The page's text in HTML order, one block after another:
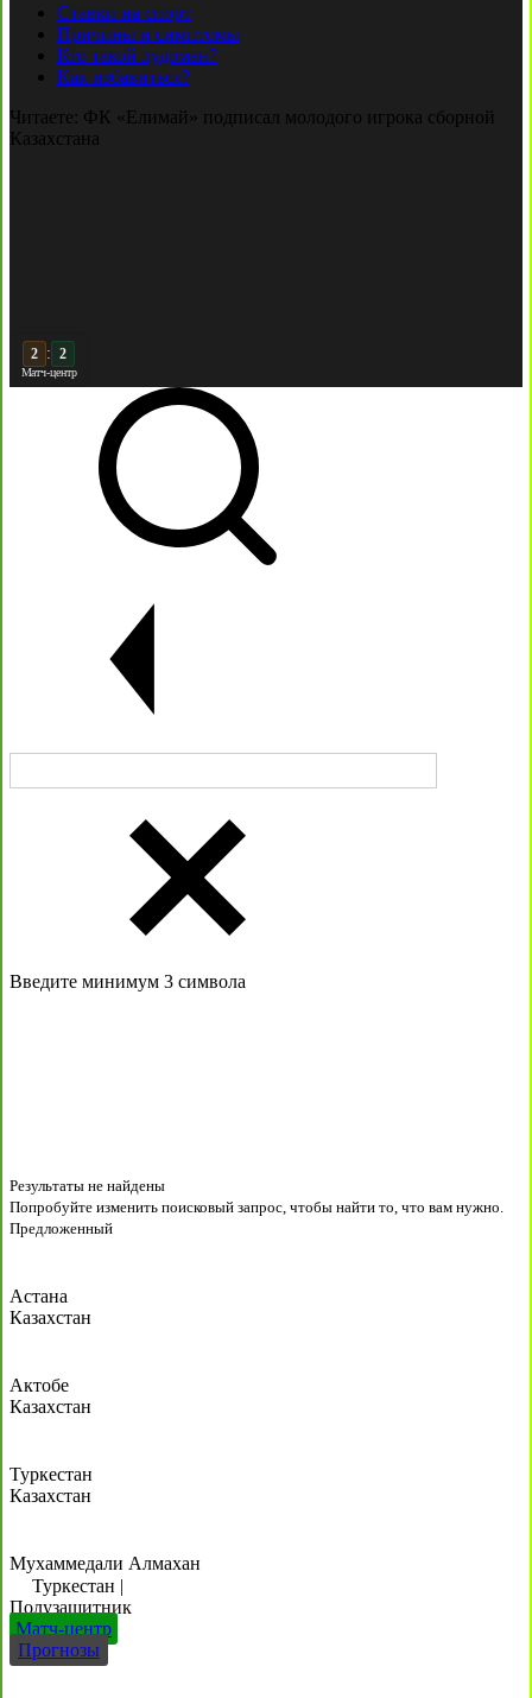
Ставки на спорт
Причины и симптомы
Кто такой лудоман?
Как избавиться?
Читаете: ФК «Елимай» подписал молодого игрока сборной
Казахстана
3 : 2
Матч-центр
Введите минимум 3 символа
Результаты не найдены
Попробуйте изменить поисковый запрос, чтобы найти то, что вам нужно.
Предложенный
Астана
Казахстан
Актобе
Казахстан
Туркестан
Казахстан
Мухаммедали Алмахан
Туркестан |
Полузащитник
Матч-центр
Прогнозы